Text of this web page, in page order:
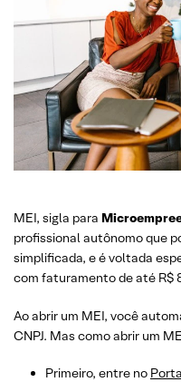
MEI, sigla para
profissional autônomo que
simplificada, e é voltada
com faturamento de até R$
Ao abrir um MEI, você
CNPJ. Mas como abrir um
Primeiro, entre no